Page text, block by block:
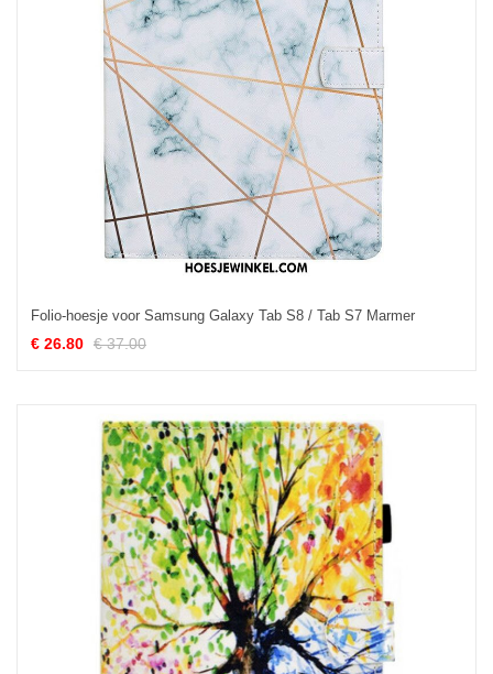
Folio-hoesje voor Samsung Galaxy Tab S8 / Tab S7 Marmer
€ 26.80 € 37.00